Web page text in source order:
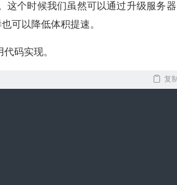
这个时候我们虽然可以通过升级服务
可以降低体积提速。
码实现。
复